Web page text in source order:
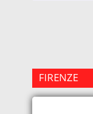
FIRENZE